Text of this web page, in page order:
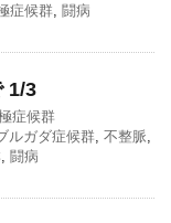
症候群 闘病
1/3
症候群
ルガダ症候群, 不整脈,
, 闘病